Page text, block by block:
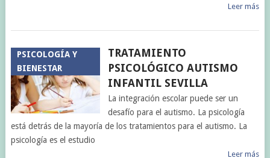
Leer más
PSICOLOGÍA Y
BIENESTAR
TRATAMIENTO
PSICOLÓGICO AUTISMO
INFANTIL SEVILLA
La integración escolar puede ser un
desafío para el autismo. La psicología
está detrás de la mayoría de los tratamientos para el autismo. La
psicología es el estudio
Leer más